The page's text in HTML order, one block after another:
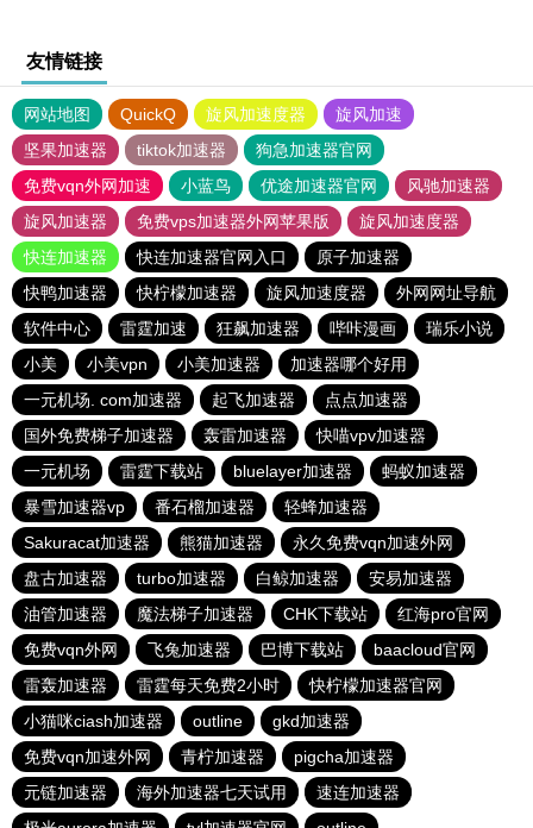
友情链接
网站地图 QuickQ 旋风加速度器
旋风加速
坚果加速器
tiktok加速器
狗急加速器官网
免费vqn外网加速
小蓝鸟 优途加速器官网
风驰加速器
旋风加速器
免费vps加速器外网苹果版
旋风加速度器
快连加速器
快连加速器官网入口
原子加速器
快鸭加速器
快柠檬加速器 旋风加速度器
外网网址导航
软件中心
雷霆加速 狂飙加速器 哔咔漫画
瑞乐小说
小美
小美vpn 小美加速器
加速器哪个好用
一元机场. com加速器
起飞加速器
点点加速器
国外免费梯子加速器
轰雷加速器
快喵vpv加速器
一元机场
雷霆下载站 bluelayer加速器
蚂蚁加速器
暴雪加速器vp
番石榴加速器
轻蜂加速器
Sakuracat加速器
熊猫加速器
永久免费vqn加速外网
盘古加速器
turbo加速器 白鲸加速器
安易加速器
油管加速器
魔法梯子加速器 CHK下载站
红海pro官网
免费vqn外网
飞兔加速器 巴博下载站
baacloud官网
雷轰加速器
雷霆每天免费2小时
快柠檬加速器官网
小猫咪ciash加速器
outline
gkd加速器
免费vqn加速外网
青柠加速器
pigcha加速器
元链加速器
海外加速器七天试用
速连加速器